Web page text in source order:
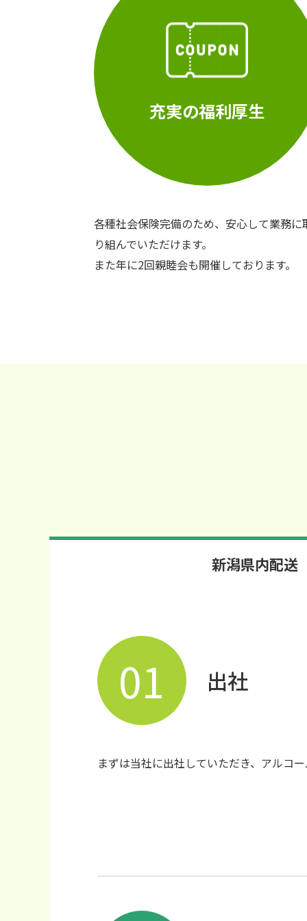
充実の福利厚生
各種社会保険完備のため、安心して業務に
り組んでいただけます。
また年に2回親睦会も開催しております。
新潟県内配送
01 出社
まずは当社に出社していただき、アルコ